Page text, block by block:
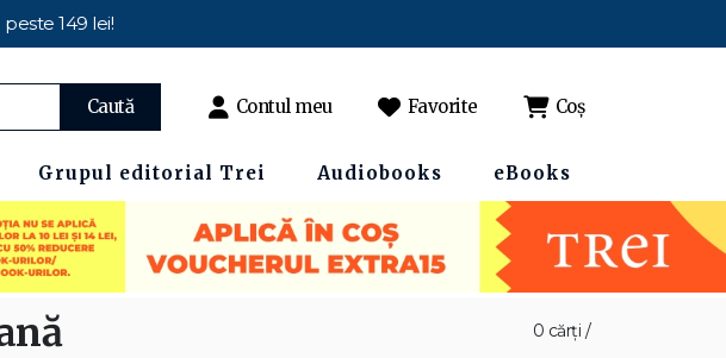
149 lei!
Caută Contul meu Favorite Coș
Grupul editorial Trei Audiobooks eBooks
0 cărți /